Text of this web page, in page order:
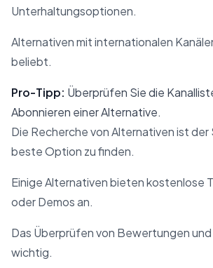
Unterhaltungsoptionen.
Alternativen mit internationalen
beliebt.
Pro-Tipp: Überprüfen Sie die
Abonnieren einer Alternative.
Die Recherche von Alternativen ist der
beste Option zu finden.
Einige Alternativen bieten kostenlose
oder Demos an.
Das Überprüfen von Bewertungen
wichtig.